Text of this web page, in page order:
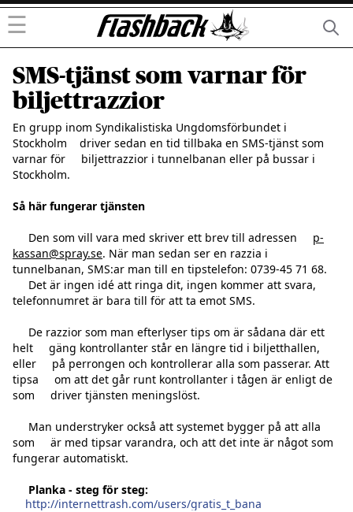
☰
SMS-tjänst som varnar för
biljettrazzior
En grupp inom Syndikalistiska Ungdomsförbundet i
Stockholm    driver sedan en tid tillbaka en SMS-tjänst som
varnar för     biljettrazzior i tunnelbanan eller på bussar i
Stockholm.
Så här fungerar tjänsten
     Den som vill vara med skriver ett brev till adressen
p-
kassan@spray.se. När man sedan ser en razzia i
tunnelbanan, SMS:ar man till en tipstelefon: 0739-45 71 68.
telefonnumret är bara till för att ta emot SMS.
helt     gäng kontrollanter står en längre tid i biljetthallen,
eller     på perrongen och kontrollerar alla som passerar. Att
tipsa     om att det går runt kontrollanter i tågen är enligt de
som     driver tjänsten meningslöst.
som     är med tipsar varandra, och att det inte är något som
fungerar automatiskt.
Planka - steg för steg:
http://internettrash.com/users/gratis_t_bana